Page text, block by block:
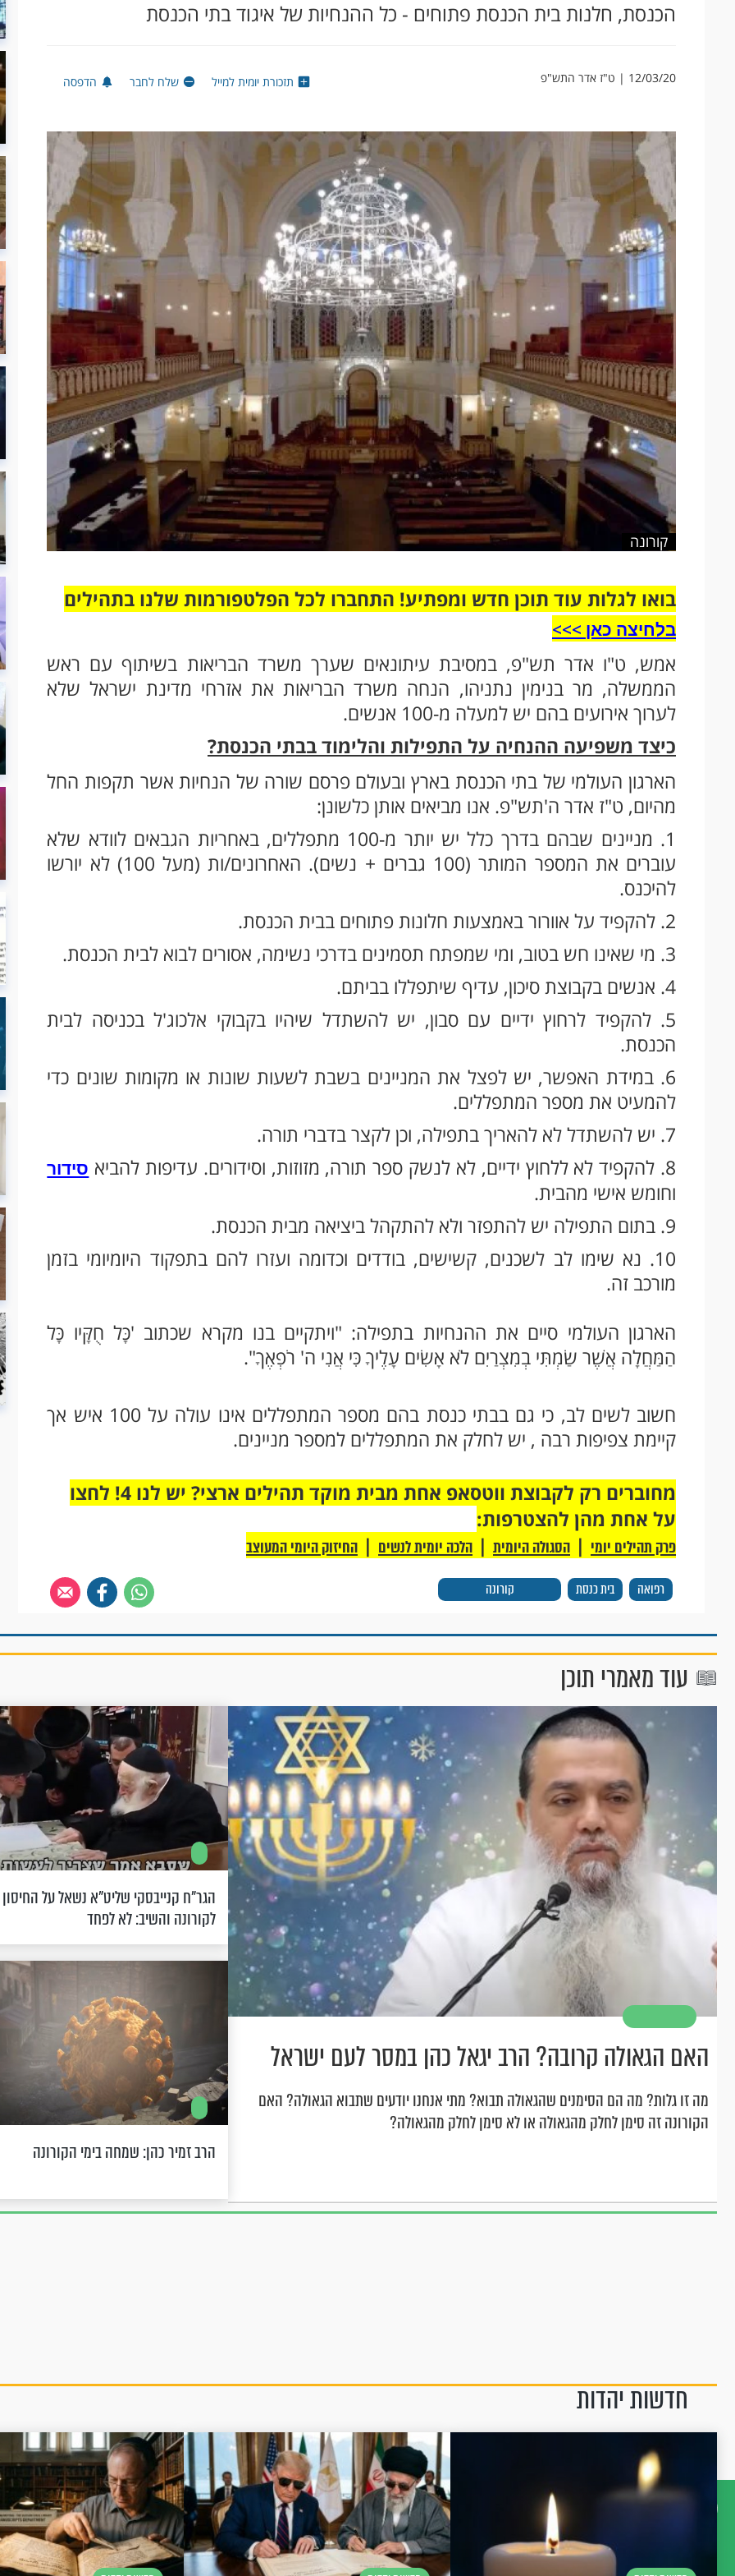
הכנסת, חלנות בית הכנסת פתוחים - כל ההנחיות של איגוד בתי הכנסת
12/03/20 | ט"ז אדר התש"פ תזכורת יומית למייל שלח לחבר הדפסה
קורונה
בואו לגלות עוד תוכן חדש ומפתיע! התחברו לכל הפלטפורמות שלנו בתהילים
בלחיצה כאן >>>​
אמש, ט"ו אדר תש"פ, במסיבת עיתונאים שערך משרד הבריאות בשיתוף עם ראש
הממשלה, מר בנימין נתניהו, הנחה משרד הבריאות את אזרחי מדינת ישראל שלא
לערוך אירועים בהם יש למעלה מ-100 אנשים.
כיצד משפיעה ההנחיה על התפילות והלימוד בבתי הכנסת?
הארגון העולמי של בתי הכנסת בארץ ובעולם פרסם שורה של הנחיות אשר תקפות החל
מהיום, ט"ז אדר ה'תש"פ. אנו מביאים אותן כלשונן:
1. מניינים שבהם בדרך כלל יש יותר מ-100 מתפללים, באחריות הגבאים לוודא שלא
עוברים את המספר המותר (100 גברים + נשים). האחרונים/ות (מעל 100) לא יורשו
להיכנס.
2. להקפיד על אוורור באמצעות חלונות פתוחים בבית הכנסת.
3. מי שאינו חש בטוב, ומי שמפתח תסמינים בדרכי נשימה, אסורים לבוא לבית הכנסת.
4. אנשים בקבוצת סיכון, עדיף שיתפללו בביתם.
5. להקפיד לרחוץ ידיים עם סבון, יש להשתדל שיהיו בקבוקי אלכוג'ל בכניסה לבית
הכנסת.
6. במידת האפשר, יש לפצל את המניינים בשבת לשעות שונות או מקומות שונים כדי
להמעיט את מספר המתפללים.
7. יש להשתדל לא להאריך בתפילה, וכן לקצר בדברי תורה.
8. להקפיד לא ללחוץ ידיים, לא לנשק ספר תורה, מזוזות, וסידורים. עדיפות להביא
סידור
וחומש אישי מהבית.
9. בתום התפילה יש להתפזר ולא להתקהל ביציאה מבית הכנסת.
10. נא שימו לב לשכנים, קשישים, בודדים וכדומה ועזרו להם בתפקוד היומיומי בזמן
מורכב זה.
הארגון העולמי סיים את ההנחיות בתפילה: "ויתקיים בנו מקרא שכתוב 'כָּל חֻקָּיו כָּל
הַמַּחֲלָה אֲשֶׁר שַׂמְתִּי בְמִצְרַיִם לֹא אָשִׂים עָלֶיךָ כִּי אֲנִי ה' רֹפְאֶךָ".
חשוב לשים לב, כי גם בבתי כנסת בהם מספר המתפללים אינו עולה על 100 איש אך
קיימת צפיפות רבה , יש לחלק את המתפללים למספר מניינים.
רפואה בית כנסת קורונה
מחוברים רק לקבוצת ווטסאפ אחת מבית מוקד תהילים ארצי? יש לנו 4! לחצו
על אחת מהן להצטרפות:
פרק תהילים יומי | הסגולה היומית | הלכה יומית לנשים | החיזוק היומי המעוצב
עוד מאמרי תוכן
האם הגאולה קרובה? הרב יגאל כהן במסר לעם ישראל
מה זו גלות? מה הם הסימנים שהגאולה תבוא? מתי אנחנו יודעים שתבוא הגאולה? האם
הקורונה זה סימן לחלק מהגאולה או לא סימן לחלק מהגאולה?
הגר"ח קנייבסקי שליט"א נשאל על החיסון
לקורונה והשיב: לא לפחד
הרב זמיר כהן: שמחה בימי הקורונה
חדשות יהדות